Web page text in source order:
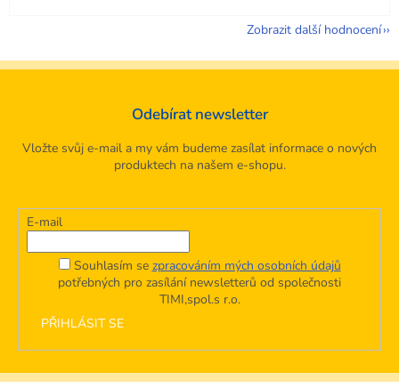
Zobrazit další hodnocení
Odebírat newsletter
Vložte svůj e-mail a my vám budeme zasílat informace o nových
produktech na našem e-shopu.
E-mail
Souhlasím se zpracováním mých osobních údajů
potřebných pro zasílání newsletterů od společnosti
TIMI,spol.s r.o.
PŘIHLÁSIT SE
Z